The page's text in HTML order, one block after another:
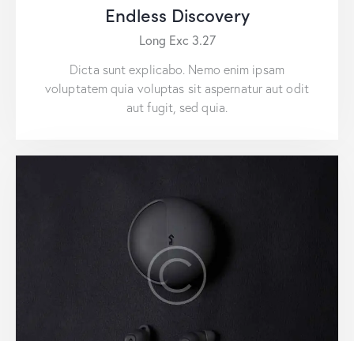
Endless Discovery
Long Exc 3.27
Dicta sunt explicabo. Nemo enim ipsam
voluptatem quia voluptas sit aspernatur aut odit
aut fugit, sed quia.